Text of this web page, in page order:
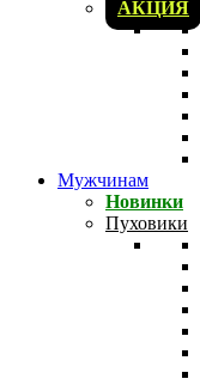
АКЦИЯ
Мужчинам
Новинки
Пуховики